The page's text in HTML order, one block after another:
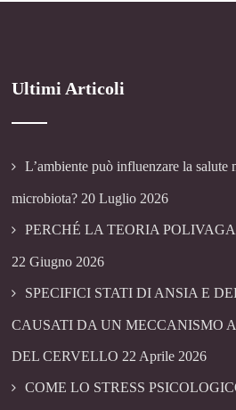
Ultimi Articoli
L’ambiente può influenzare la salute
microbiota? 20 Luglio 2026
PERCHÉ LA TEORIA
22 Giugno 2026
SPECIFICI STATI DI ANSIA E
CAUSATI DA UN MECCANISMO
DEL CERVELLO 22 Aprile 2026
COME LO STRESS